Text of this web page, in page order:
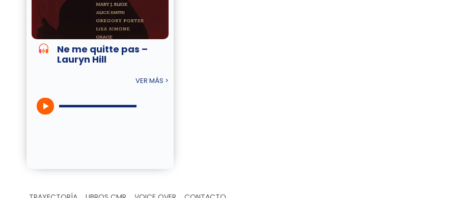
Ne me quitte pas –
Lauryn Hill
VER MÁS >